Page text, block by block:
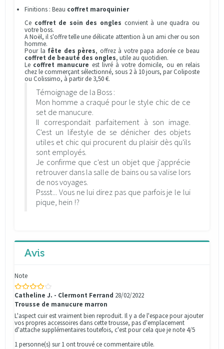
Finitions : Beau coffret maroquinier
Ce coffret de soin des ongles convient à une quadra ou
votre boss.
A Noël, il s'offre telle une délicate attention à un ami cher ou son
homme.
Pour la fête des pères, offrez à votre papa adorée ce beau
coffret de beauté des ongles, utile au quotidien.
Le coffret manucure est livré à votre domicile, ou en relais
chez le commerçant sélectionné, sous 2 à 10 jours, par Coliposte
ou Colissimo, à partir de 3,50 €.
Témoignage de la Boss :
Mon homme a craqué pour le style chic de ce
set de manucure.
Il correspondait parfaitement à son image.
C'est un lifestyle de se dénicher des objets
utiles et chic qui procurent du plaisir dès qu'ils
sont employés.
Je confirme que c'est un objet que j'apprécie
retrouver dans la salle de bains ou sa valise lors
de nos voyages.
Pssst... Vous ne lui direz pas que parfois je le lui
pique, hein !?
Avis
Note
Catheline J. - Clermont Ferrand 28/02/2022
Trousse de manucure marron
L'aspect cuir est vraiment bien reproduit. Il y a de l'espace pour ajouter
vos propres accessoires dans cette trousse, pas d'emplacement
d'attache supplémentaires toutefois, c'est pour cela que je note 4/5
1 personne(s) sur 1 ont trouvé ce commentaire utile.